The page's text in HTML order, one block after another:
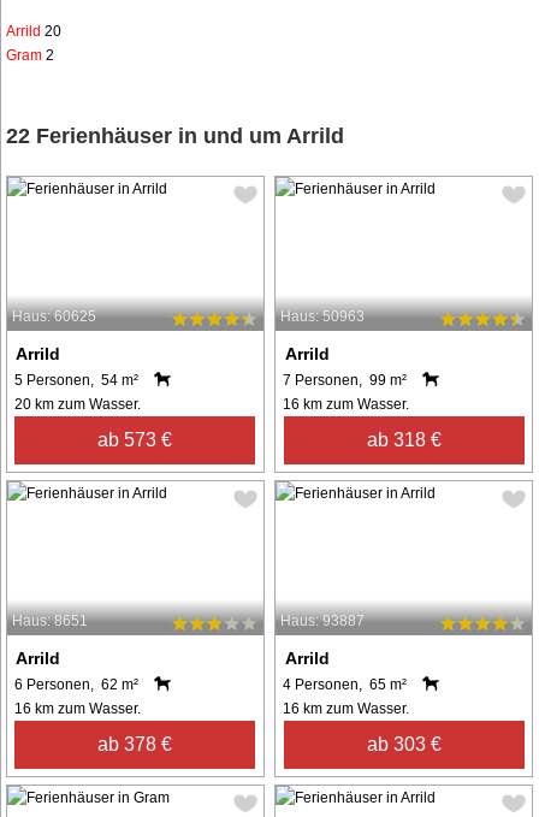
Arrild 20
Gram 2
22 Ferienhäuser in und um Arrild
Haus: 60625
Arrild
5 Personen, 54 m²
20 km zum Wasser.
ab 573 €
Haus: 50963
Arrild
7 Personen, 99 m²
16 km zum Wasser.
ab 318 €
Haus: 8651
Arrild
6 Personen, 62 m²
16 km zum Wasser.
ab 378 €
Haus: 93887
Arrild
4 Personen, 65 m²
16 km zum Wasser.
ab 303 €